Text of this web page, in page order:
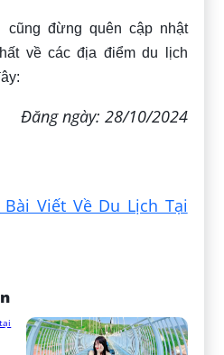
đừng quên cập nhật
về các địa điểm du lịch
Đăng ngày: 28/10/2024
Viết Về Du Lịch Tại